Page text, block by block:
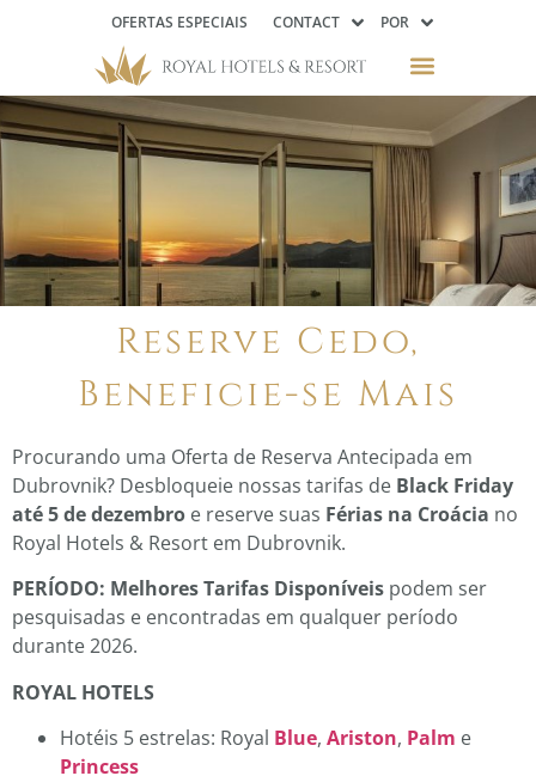
OFERTAS ESPECIAIS CONTACT POR
Reserve Cedo,
Beneficie-se Mais
Procurando uma Oferta de Reserva Antecipada em
Dubrovnik? Desbloqueie nossas tarifas de Black Friday
até 5 de dezembro e reserve suas Férias na Croácia no
Royal Hotels & Resort em Dubrovnik.
PERÍODO: Melhores Tarifas Disponíveis podem ser
pesquisadas e encontradas em qualquer período
durante 2026.
ROYAL HOTELS
Hotéis 5 estrelas: Royal Blue, Ariston, Palm e
Princess